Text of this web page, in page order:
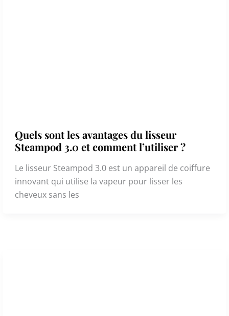
Quels sont les avantages du lisseur
Steampod 3.0 et comment l’utiliser ?
Le lisseur Steampod 3.0 est un appareil de coiffure
innovant qui utilise la vapeur pour lisser les
cheveux sans les